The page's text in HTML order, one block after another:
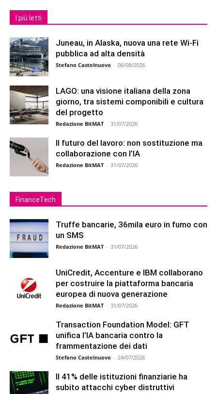
I più letti
Juneau, in Alaska, nuova una rete Wi-Fi
pubblica ad alta densità
Stefano Castelnuovo - 06/08/2026
LAGO: una visione italiana della zona
giorno, tra sistemi componibili e cultura
del progetto
Redazione BitMAT - 31/07/2026
Il futuro del lavoro: non sostituzione ma
collaborazione con l’IA
Redazione BitMAT - 31/07/2026
FinanceTech
Truffe bancarie, 36mila euro in fumo con
un SMS
Redazione BitMAT - 31/07/2026
UniCredit, Accenture e IBM collaborano
per costruire la piattaforma bancaria
europea di nuova generazione
Redazione BitMAT - 31/07/2026
Transaction Foundation Model: GFT
unifica l’IA bancaria contro la
frammentazione dei dati
Stefano Castelnuovo - 24/07/2026
Il 41% delle istituzioni finanziarie ha
subito attacchi cyber distruttivi